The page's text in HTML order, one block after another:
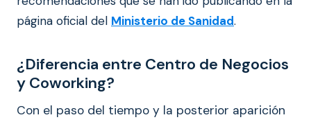
página oficial del Ministerio de Sanidad.
¿Diferencia entre Centro de Negocios
y Coworking?
Con el paso del tiempo y la posterior aparición